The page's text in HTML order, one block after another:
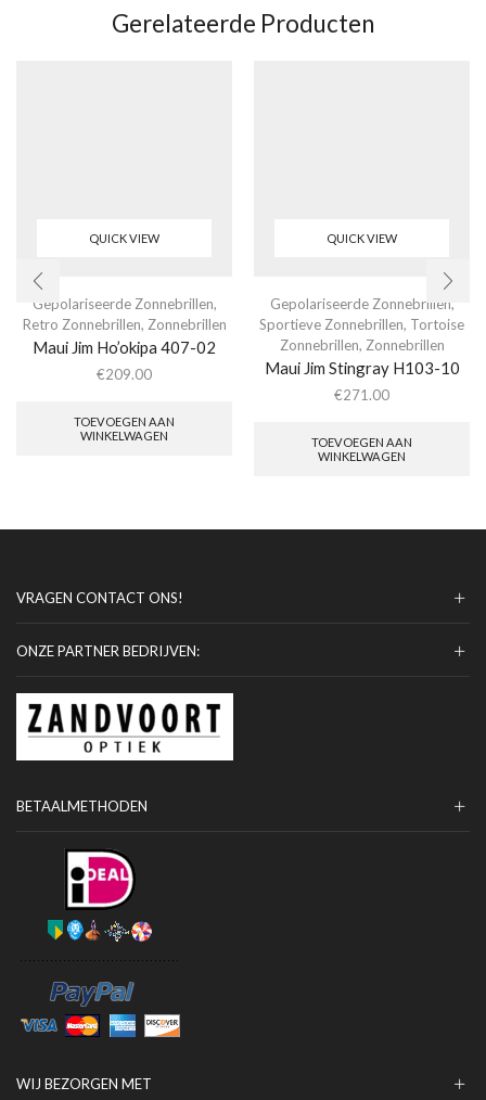
Gerelateerde Producten
QUICK VIEW
Gepolariseerde Zonnebrillen,
Retro Zonnebrillen, Zonnebrillen
Maui Jim Ho’okipa 407-02
€209.00
TOEVOEGEN AAN
WINKELWAGEN
QUICK VIEW
Gepolariseerde Zonnebrillen,
Sportieve Zonnebrillen, Tortoise
Zonnebrillen, Zonnebrillen
Maui Jim Stingray H103-10
€271.00
TOEVOEGEN AAN
WINKELWAGEN
VRAGEN CONTACT ONS!
ONZE PARTNER BEDRIJVEN:
BETAALMETHODEN
WIJ BEZORGEN MET